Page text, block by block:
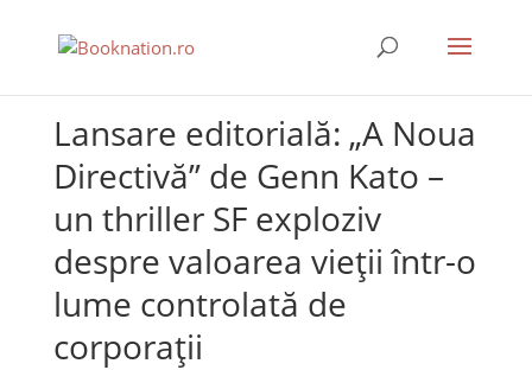
Lansare editorială: „A Noua
Directivă” de Genn Kato –
un thriller SF exploziv
despre valoarea vieții într-o
lume controlată de
corporații